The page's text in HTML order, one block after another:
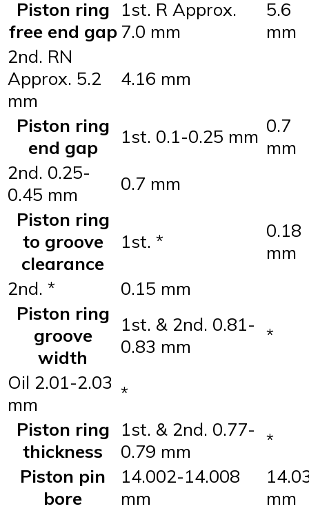
Piston ring
free end gap
1st. R Approx.
7.0 mm
5.6
mm
2nd. RN
Approx. 5.2
mm
4.16 mm
Piston ring
end gap
1st. 0.1-0.25 mm 0.7
mm
2nd. 0.25-
0.45 mm
0.7 mm
Piston ring
to groove
clearance
1st. *
0.18
mm
2nd. *
0.15 mm
Piston ring
groove
width
1st. & 2nd. 0.81-
0.83 mm
*
Oil 2.01-2.03
mm
*
Piston ring
thickness
1st. & 2nd. 0.77-
0.79 mm
*
Piston pin
bore
14.002-14.008
mm
mm